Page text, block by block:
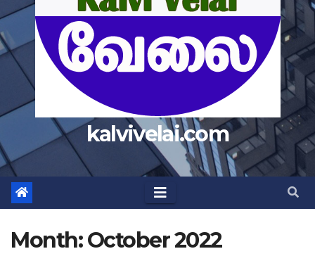
kalvivelai.com
Month:October 2022